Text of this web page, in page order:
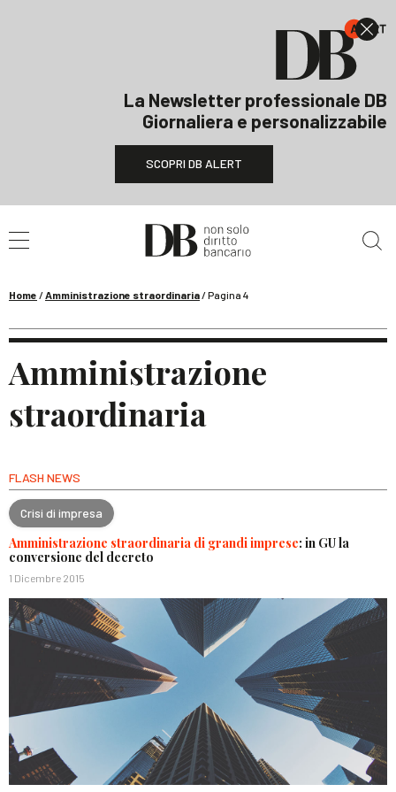
La Newsletter professionale DB
Giornaliera e personalizzabile
SCOPRI DB ALERT
Home /Amministrazione straordinaria/Pagina 4
Amministrazione
straordinaria
FLASH NEWS
Crisi di impresa
Amministrazione straordinaria di grandi imprese: in GU la
conversione del decreto
1 Dicembre 2015